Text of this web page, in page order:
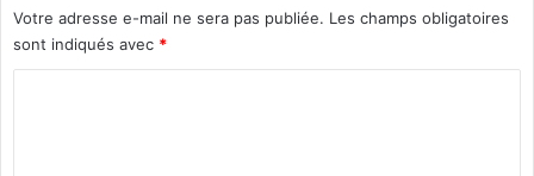
e
"
l
i
Votre adresse e-mail ne sera pas publiée. Les champs obligatoires
sont indiqués avec *